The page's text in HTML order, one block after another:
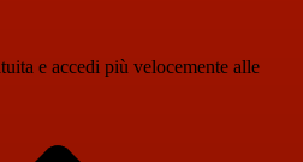
e accedi più velocemente alle